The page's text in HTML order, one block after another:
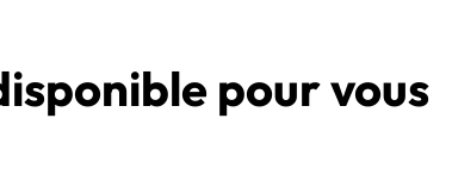
pour vous